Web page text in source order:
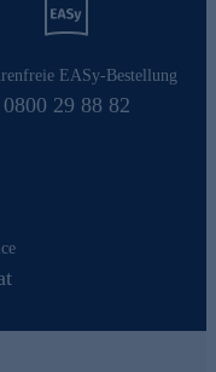
EASy-Bestellung
0800 29 88 82